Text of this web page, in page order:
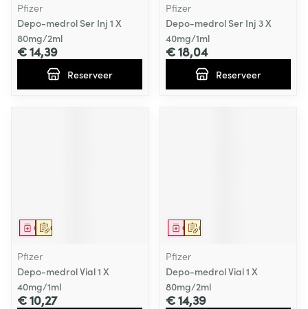
Pfizer
Depo-medrol Ser Inj 1 X
80mg/2ml
€ 14,39
Reserveer
Pfizer
Depo-medrol Ser Inj 3 X
40mg/1ml
€ 18,04
Reserveer
Op voorschrift
Geneesmiddel
Pfizer
Depo-medrol Vial 1 X
40mg/1ml
€ 10,27
Op voorschrift
Geneesmiddel
Pfizer
Depo-medrol Vial 1 X
80mg/2ml
€ 14,39